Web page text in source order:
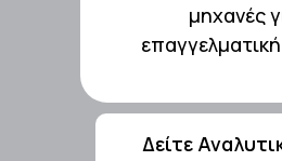
μηχανές
Δείτε